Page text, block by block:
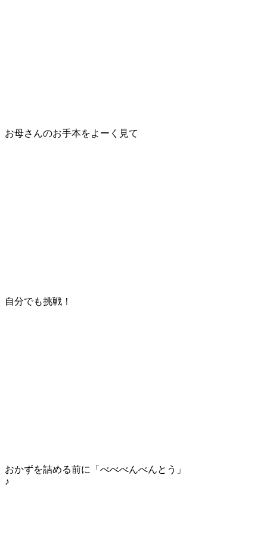
お母さんのお手本をよーく見て
自分でも挑戦！
おかずを詰める前に「べべべんべんとう」
♪